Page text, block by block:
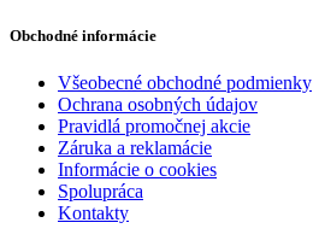
Obchodné informácie
Všeobecné obchodné podmienky
Ochrana osobných údajov
Pravidlá promočnej akcie
Záruka a reklamácie
Informácie o cookies
Spolupráca
Kontakty